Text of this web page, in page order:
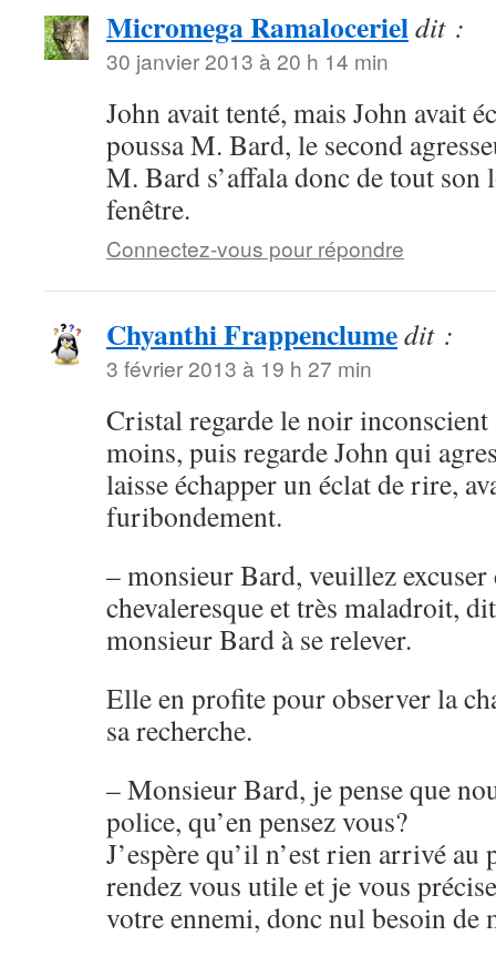
Micromega Ramalocerieldit :
30 janvier 2013 à 20 h 14 min
John avait tenté, mais John avait
poussa M. Bard, le second
M. Bard s’affala donc de tout son
fenêtre.
Connectez-vous pour répondre
Chyanthi Frappenclumedit :
3 février 2013 à 19 h 27 min
Cristal regarde le noir inconscient
moins, puis regarde John qui
laisse échapper un éclat de rire,
furibondement.
– monsieur Bard, veuillez
chevaleresque et très maladroit,
monsieur Bard à se relever.
Elle en profite pour observer la
sa recherche.
– Monsieur Bard, je pense que
police, qu’en pensez vous?
J’espère qu’il n’est rien arrivé au
rendez vous utile et je vous
votre ennemi, donc nul besoin de